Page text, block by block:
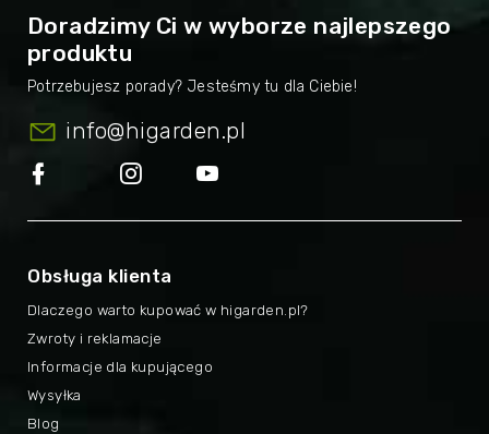
Doradzimy Ci w wyborze najlepszego
produktu
info@higarden.pl
Obsługa klienta
Dlaczego warto kupować w higarden.pl?
Zwroty i reklamacje
Informacje dla kupującego
Wysyłka
Blog